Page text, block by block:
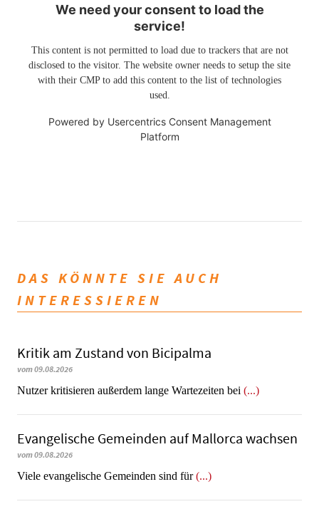
We need your consent to load the
service!
This content is not permitted to load due to trackers that are not
disclosed to the visitor. The website owner needs to setup the site
with their CMP to add this content to the list of technologies
used.
Powered by Usercentrics Consent Management
Platform
DAS KÖNNTE SIE AUCH
INTERESSIEREN
Kritik am Zustand von Bicipalma
vom 09.08.2026
Nutzer kritisieren außerdem lange Wartezeiten bei (...)
Evangelische Gemeinden auf Mallorca wachsen
vom 09.08.2026
Viele evangelische Gemeinden sind für(...)